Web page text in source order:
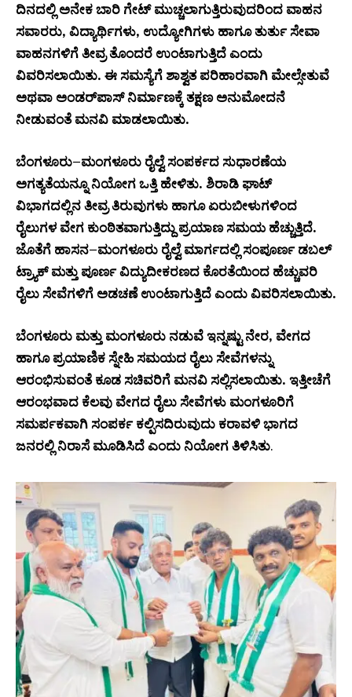
ದಿನದಲ್ಲಿ ಅನೇಕ ಬಾರಿ ಗೇಟ್ ಮುಚ್ಚಲಾಗುತ್ತಿರುವುದರಿಂದ ವಾಹನ
ಸವಾರರು, ವಿದ್ಯಾರ್ಥಿಗಳು, ಉದ್ಯೋಗಿಗಳು ಹಾಗೂ ತುರ್ತು ಸೇವಾ
ವಾಹನಗಳಿಗೆ ತೀವ್ರ ತೊಂದರೆ ಉಂಟಾಗುತ್ತಿದೆ ಎಂದು
ವಿವರಿಸಲಾಯಿತು. ಈ ಸಮಸ್ಯೆಗೆ ಶಾಶ್ವತ ಪರಿಹಾರವಾಗಿ ಮೇಲ್ಸೇತುವೆ
ಅಥವಾ ಅಂಡರ್‌ಪಾಸ್ ನಿರ್ಮಾಣಕ್ಕೆ ತಕ್ಷಣ ಅನುಮೋದನೆ
ನೀಡುವಂತೆ ಮನವಿ ಮಾಡಲಾಯಿತು.
ಬೆಂಗಳೂರು–ಮಂಗಳೂರು ರೈಲ್ವೆ ಸಂಪರ್ಕದ ಸುಧಾರಣೆಯ
ಅಗತ್ಯತೆಯನ್ನೂ ನಿಯೋಗ ಒತ್ತಿ ಹೇಳಿತು. ಶಿರಾಡಿ ಘಾಟ್
ವಿಭಾಗದಲ್ಲಿನ ತೀವ್ರ ತಿರುವುಗಳು ಹಾಗೂ ಏರುಬೀಳುಗಳಿಂದ
ರೈಲುಗಳ ವೇಗ ಕುಂಠಿತವಾಗುತ್ತಿದ್ದು ಪ್ರಯಾಣ ಸಮಯ ಹೆಚ್ಚುತ್ತಿದೆ.
ಜೊತೆಗೆ ಹಾಸನ–ಮಂಗಳೂರು ರೈಲ್ವೆ ಮಾರ್ಗದಲ್ಲಿ ಸಂಪೂರ್ಣ ಡಬಲ್
ಟ್ರ್ಯಾಕ್ ಮತ್ತು ಪೂರ್ಣ ವಿದ್ಯುದೀಕರಣದ ಕೊರತೆಯಿಂದ ಹೆಚ್ಚುವರಿ
ರೈಲು ಸೇವೆಗಳಿಗೆ ಅಡಚಣೆ ಉಂಟಾಗುತ್ತಿದೆ ಎಂದು ವಿವರಿಸಲಾಯಿತು.
ಬೆಂಗಳೂರು ಮತ್ತು ಮಂಗಳೂರು ನಡುವೆ ಇನ್ನಷ್ಟು ನೇರ, ವೇಗದ
ಹಾಗೂ ಪ್ರಯಾಣಿಕ ಸ್ನೇಹಿ ಸಮಯದ ರೈಲು ಸೇವೆಗಳನ್ನು
ಆರಂಭಿಸುವಂತೆ ಕೂಡ ಸಚಿವರಿಗೆ ಮನವಿ ಸಲ್ಲಿಸಲಾಯಿತು. ಇತ್ತೀಚೆಗೆ
ಆರಂಭವಾದ ಕೆಲವು ವೇಗದ ರೈಲು ಸೇವೆಗಳು ಮಂಗಳೂರಿಗೆ
ಸಮರ್ಪಕವಾಗಿ ಸಂಪರ್ಕ ಕಲ್ಪಿಸದಿರುವುದು ಕರಾವಳಿ ಭಾಗದ
ಜನರಲ್ಲಿ ನಿರಾಸೆ ಮೂಡಿಸಿದೆ ಎಂದು ನಿಯೋಗ ತಿಳಿಸಿತು.